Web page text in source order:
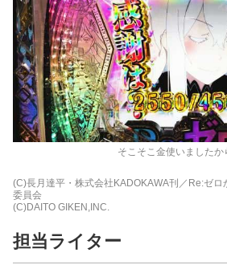
そこそこ金使いましたか
(C)長月達平・株式会社KADOKAWA刊／Re:ゼ
委員会
(C)DAITO GIKEN,INC.
担当ライター